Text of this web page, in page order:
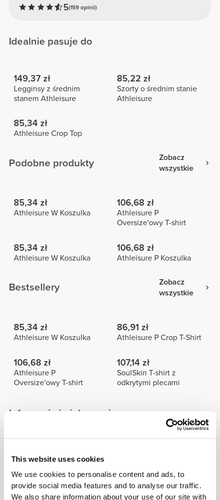
This website uses cookies
We use cookies to personalise content and ads, to
provide social media features and to analyse our traffic.
We also share information about your use of our site with
5(159 opinii)
Idealnie pasuje do
149,37 zł
Legginsy z średnim
stanem Athleisure
85,22 zł
Szorty o średnim stanie
Athleisure
85,34 zł
Athleisure Crop Top
Podobne produkty
Zobacz
wszystkie
85,34 zł
Athleisure W Koszulka
106,68 zł
Athleisure P
Oversize'owy T-shirt
85,34 zł
Athleisure W Koszulka
106,68 zł
Athleisure P Koszulka
Bestsellery
Zobacz
wszystkie
85,34 zł
Athleisure W Koszulka
86,91 zł
Athleisure P Crop T-Shirt
106,68 zł
Athleisure P
Oversize'owy T-shirt
107,14 zł
SoulSkin T-shirt z
odkrytymi plecami
Informacje i pielęgnacja
Skład